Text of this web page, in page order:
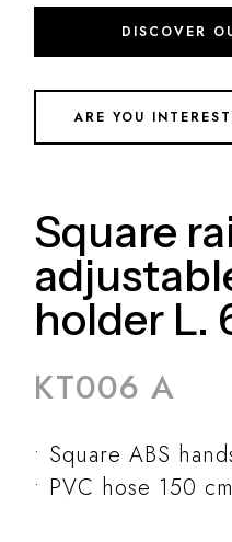
DISCOVER
ARE YOU
Square
holder L.
KT006 A
Square ABS
PVC hose 150 cm